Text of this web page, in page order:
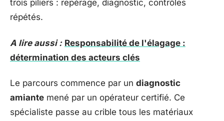
trois piliers : repérage, diagnostic, contrôles
répétés.
A lire aussi : Responsabilité de l'élagage :
détermination des acteurs clés
Le parcours commence par un diagnostic
amiante mené par un opérateur certifié. Ce
spécialiste passe au crible tous les matériaux